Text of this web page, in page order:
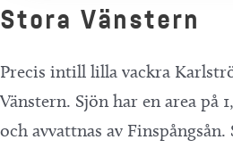
Stora Vänstern
Precis intill lilla vackra
Vänstern. Sjön har en area på
och avvattnas av